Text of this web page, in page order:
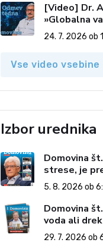
[Video] Dr.
»Globalna
zatiranje
tedna, 24. 7.
24. 7. 2026 ob
Vse video vsebine
Izbor urednika
Domovina
strese, je
5. 8. 2026 ob
Domovina
voda ali
omrežja
29. 7. 2026 ob